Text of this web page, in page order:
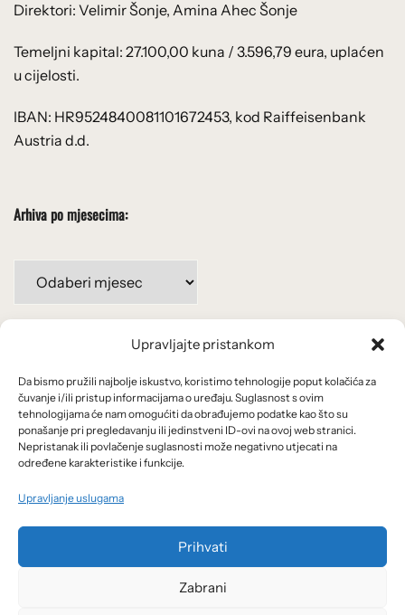
Upravljajte pristankom
Da bismo pružili najbolje iskustvo, koristimo tehnologije poput kolačića za
čuvanje i/ili pristup informacijama o uređaju. Suglasnost s ovim
tehnologijama će nam omogućiti da obrađujemo podatke kao što su
ponašanje pri pregledavanju ili jedinstveni ID-ovi na ovoj web stranici.
Nepristanak ili povlačenje suglasnosti može negativno utjecati na
određene karakteristike i funkcije.
Upravljanje uslugama
Prihvati
Zabrani
Direktori: Velimir Šonje, Amina Ahec Šonje
Temeljni kapital: 27.100,00 kuna / 3.596,79 eura, uplaćen
u cijelosti.
IBAN: HR9524840081101672453, kod Raiffeisenbank
Austria d.d.
Arhiva po mjesecima:
mjesecima:
Uvjeti korištenja
Politika privatnosti
Kolačići